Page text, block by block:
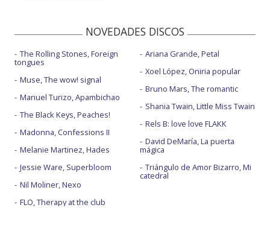
NOVEDADES DISCOS
The Rolling Stones, Foreign
tongues
Muse, The wow! signal
Manuel Turizo, Apambichao
The Black Keys, Peaches!
Madonna, Confessions II
Melanie Martinez, Hades
Jessie Ware, Superbloom
Nil Moliner, Nexo
FLO, Therapy at the club
Ariana Grande, Petal
Xoel López, Oniria popular
Bruno Mars, The romantic
Shania Twain, Little Miss Twain
Rels B: love love FLAKK
David DeMaría, La puerta
mágica
Triángulo de Amor Bizarro, Mi
catedral